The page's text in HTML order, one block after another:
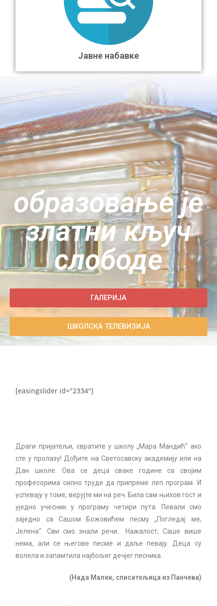
Јавне набавке
oбразовање је
златни кључ
слободе
ГАЛЕРИЈА
ШКОЛСКА ТЕЛЕВИЗИЈА
[easingslider id="2334"]
Драги пријатељи, свратите у школу „Мара Мандић“ ако
сте у пролазу! Дођите на Светосавску академију или на
Дан школе. Ова се деца сваке године са својим
професорима силно труде да припреме леп програм. И
успевају у томе, верујте ми на реч. Била сам њихов гост и
уједно учесник у програму четири пута. Певали смо
заједно са Сашом Божовићем песму „Погледај ме,
Јелена“. Сви смо знали речи… Нажалост, Саше више
нема, али се његове песме и даље певају. Деца су
волела и запамтила најбољег дечјег песника.
(Нада Малек, списатељица из Панчева)